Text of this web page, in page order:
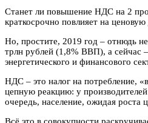
Станет ли повышение НДС на 2
краткосрочно повлияет на
Но, простите, 2019 год – отнюдь
трлн рублей (1,8% ВВП), а сейчас
энергетического и финансового
НДС – это налог на потребление,
цепную реакцию: у
очередь, население, ожидая роста
Всё это в совокупности